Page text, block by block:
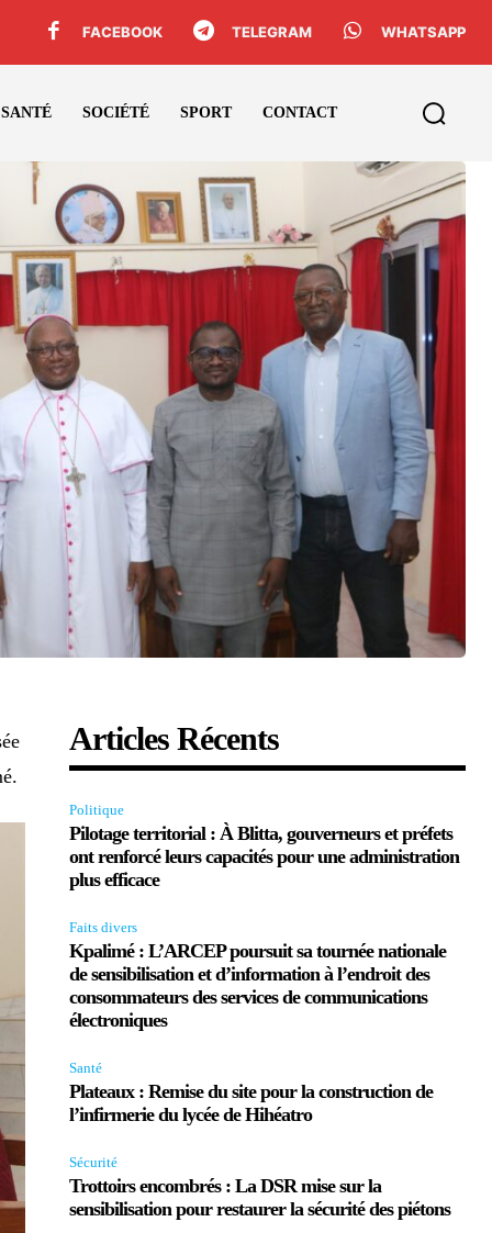
FACEBOOK TELEGRAM WHATSAPP
SANTÉ SOCIÉTÉ SPORT CONTACT
Articles Récents
Politique
Pilotage territorial : À Blitta, gouverneurs et préfets
ont renforcé leurs capacités pour une administration
plus efficace
Faits divers
Kpalimé : L’ARCEP poursuit sa tournée nationale
de sensibilisation et d’information à l’endroit des
consommateurs des services de communications
électroniques
Santé
Plateaux : Remise du site pour la construction de
l’infirmerie du lycée de Hihéatro
Sécurité
Trottoirs encombrés : La DSR mise sur la
sensibilisation pour restaurer la sécurité des piétons